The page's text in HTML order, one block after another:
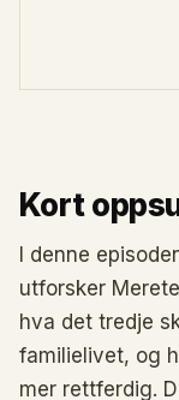
Kort
I denne
utforsker
hva det tredje
familielivet, og
mer rettferdig.